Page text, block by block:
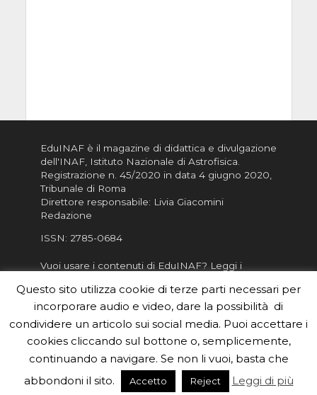
EduINAF è il magazine di didattica e divulgazione
dell'INAF, Istituto Nazionale di Astrofisica
Registrazione n. 45/2020 in data 4 giugno 2020,
Tribunale di Roma
Direttore responsabile: Livia Giacomini
Redazione
ISSN: 2785-0684
Vuoi usare i contenuti di EduINAF? Leggi i
Informativa sulla Privacy
Informatva sui Cookie
Per la rubrica de l'Astronomo risponde, per
inviarci le tue foto o i tuoi contributi, scrivici a
redazione.edu [chiocciola] inaf.it oppure
il form
Questo sito utilizza cookie di terze parti necessari per
incorporare audio e video, dare la possibilità di
condividere un articolo sui social media. Puoi accettare i
cookies cliccando sul bottone o, semplicemente,
continuando a navigare. Se non li vuoi, basta che
abbondoni il sito.
Accetto Reject Leggi di più